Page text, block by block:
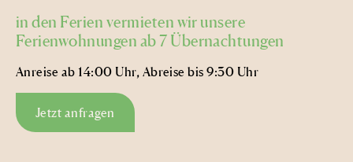
in den Ferien vermieten wir unsere
Ferienwohnungen ab 7 Übernachtungen
Anreise ab 14:00 Uhr, Abreise bis 9:30 Uhr
Jetzt anfragen